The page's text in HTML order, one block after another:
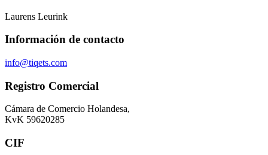
Laurens Leurink
Información de contacto
info@tiqets.com
Registro Comercial
Cámara de Comercio Holandesa,
KvK 59620285
CIF